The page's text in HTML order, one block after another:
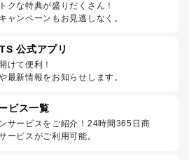
クな特典が盛りだくさん！
ャンペーンもお見逃しなく。
公式アプリ
けて便利！
最新情報をお知らせします。
ビス一覧
サービスをご紹介！24時間365日商
ービスがご利用可能。